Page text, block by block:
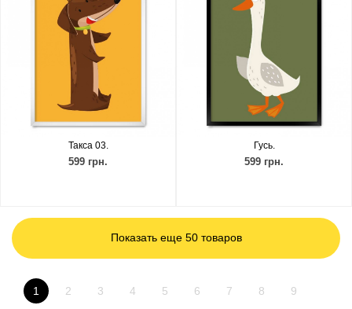
Такса 03.
599 грн.
Гусь.
599 грн.
Показать еще 50 товаров
1 2 3 4 5 6 7 8
9